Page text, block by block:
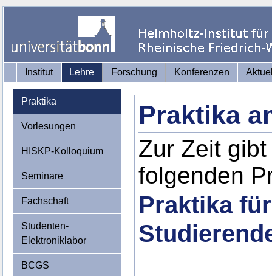
Institut Lehre Forschung Konferenzen
Praktika
Vorlesungen
HISKP-Kolloquium
Seminare
Fachschaft
Studenten-
Elektroniklabor
BCGS
Praktika
Zur Zeit
folgenden
Praktika